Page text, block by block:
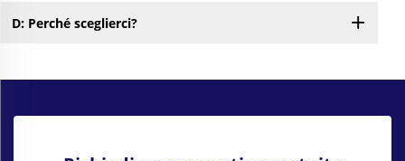
D: Perché sceglierci?